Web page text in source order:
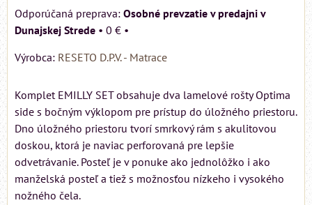
Osobné prevzatie v predajni v
Dunajskej Strede • 0 € •
Výrobca: RESETO D.P.V. - Matrace
Komplet EMILLY SET obsahuje dva lamelové rošty Optima
side s bočným výklopom pre prístup do úložného priestoru.
Dno úložného priestoru tvorí smrkový rám s akulitovou
doskou, ktorá je naviac perforovaná pre lepšie
odvetrávanie. Posteľ je v ponuke ako jednolôžko i ako
manželská posteľ a tiež s možnosťou nízkeho i vysokého
nožného čela.